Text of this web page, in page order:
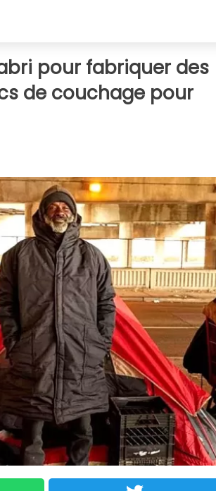
pour fabriquer des
de couchage pour